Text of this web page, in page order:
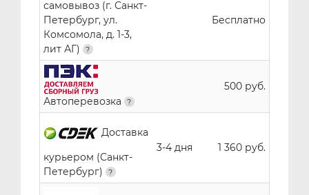
самовывоз (г. Санкт-
Петербург, ул.
Комсомола, д. 1-3,
лит АГ)
Бесплатно
Автоперевозка
500 руб.
Доставка
курьером (Санкт-
Петербург)
3-4 дня 1 360 руб.